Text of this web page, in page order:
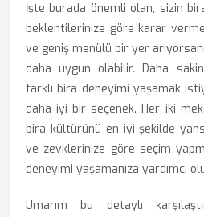
İşte burada önemli olan, sizin
beklentilerinize göre karar
ve geniş menülü bir yer
daha uygun olabilir. Daha
farklı bira deneyimi yaşamak
daha iyi bir seçenek. Her iki
bira kültürünü en iyi şekilde
ve zevklerinize göre seçim
deneyimi yaşamanıza yardımcı
Umarım bu detaylı